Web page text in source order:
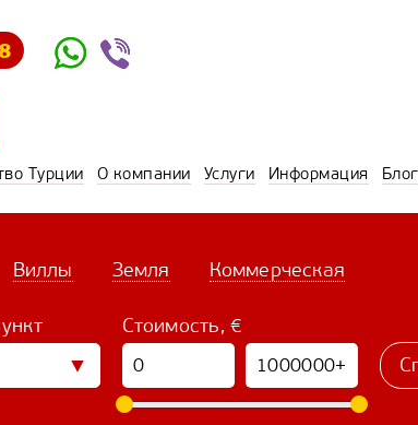
Турции О компании Услуги Информация Блог
Виллы Земля Коммерческая
Стоимость, €